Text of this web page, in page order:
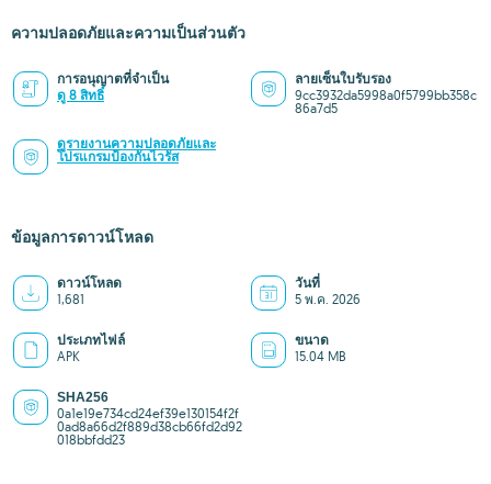
ความปลอดภัยและความเป็นส่วนตัว
การอนุญาตที่จำเป็น
ดู 8 สิทธิ์
ลายเซ็นใบรับรอง
9cc3932da5998a0f5799bb358c
86a7d5
ดูรายงานความปลอดภัยและ
โปรแกรมป้องกันไวรัส
ข้อมูลการดาวน์โหลด
ดาวน์โหลด
1,681
วันที่
5 พ.ค. 2026
ประเภทไฟล์
APK
ขนาด
15.04 MB
SHA256
0a1e19e734cd24ef39e130154f2f
0ad8a66d2f889d38cb66fd2d92
018bbfdd23